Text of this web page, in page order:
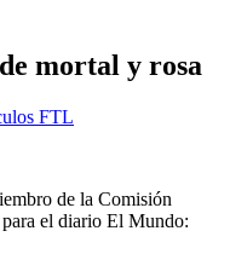
mortal y rosa
FTL
de la Comisión
el diario El Mundo: